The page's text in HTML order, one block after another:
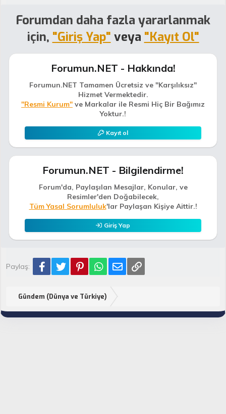
i
e
Forumdan daha fazla yararlanmak
için, "Giriş Yap" veya "Kayıt Ol"
Forumun.NET - Hakkında!
Forumun.NET Tamamen Ücretsiz ve "Karşılıksız"
Hizmet Vermektedir.
"Resmi Kurum" ve Markalar ile Resmi Hiç Bir Bağımız
Yoktur.!
Kayıt ol
Forumun.NET - Bilgilendirme!
Forum'da, Paylaşılan Mesajlar, Konular, ve
Resimler'den Doğabilecek,
Tüm Yasal Sorumluluk'lar Paylaşan Kişiye Aittir.!
Giriş Yap
Paylaş: Facebook
Twitter PinterestWhatsApp
E-posta
Gündem (Dünya ve Türkiye)